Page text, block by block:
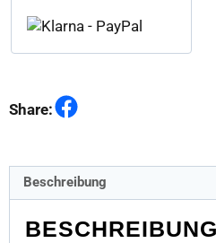
Share:
Beschreibung
BESCHREIBUNG